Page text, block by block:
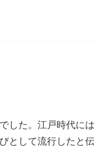
した。江戸時代に
して流行したと